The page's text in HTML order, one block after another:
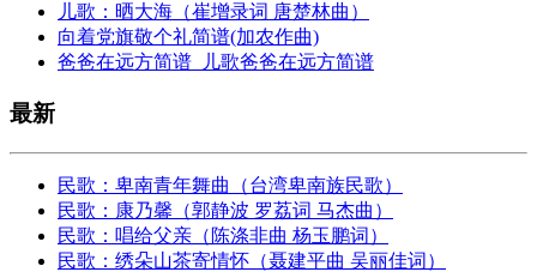
儿歌：晒大海（崔增录词 唐楚林曲）
向着党旗敬个礼简谱(加农作曲)
爸爸在远方简谱_儿歌爸爸在远方简谱
最新
民歌：卑南青年舞曲（台湾卑南族民歌）
民歌：康乃馨（郭静波 罗荔词 马杰曲）
民歌：唱给父亲（陈涤非曲 杨玉鹏词）
民歌：绣朵山茶寄情怀（聂建平曲 吴丽佳词）